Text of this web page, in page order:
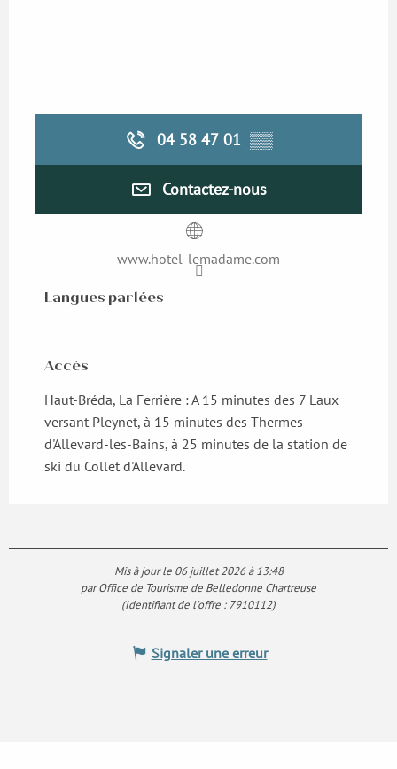
04 58 47 01 ▒▒
Contactez-nous
www.hotel-lemadame.com
Langues parlées
Langues parlées
Accès
Accès
Haut-Bréda, La Ferrière : A 15 minutes des 7 Laux
versant Pleynet, à 15 minutes des Thermes
d'Allevard-les-Bains, à 25 minutes de la station de
ski du Collet d'Allevard.
Mis à jour le 06 juillet 2026 à 13:48
par Office de Tourisme de Belledonne Chartreuse
(Identifiant de l'offre :7910112)
Signaler une erreur